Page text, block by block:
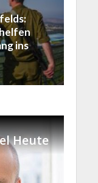
ins
Heute